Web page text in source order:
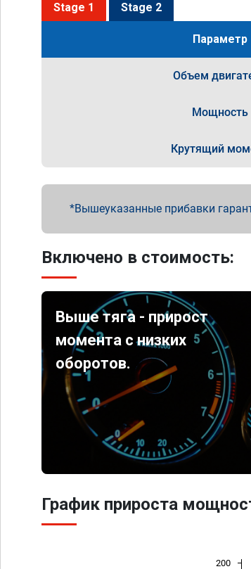
Stage 1 Stage 2
Параметр
Объем
Мощность
Крутящий
Вышеуказанные прибавки
Включено в стоимость:
Выше тяга - прирост
момента с низких
оборотов.
График прироста
200